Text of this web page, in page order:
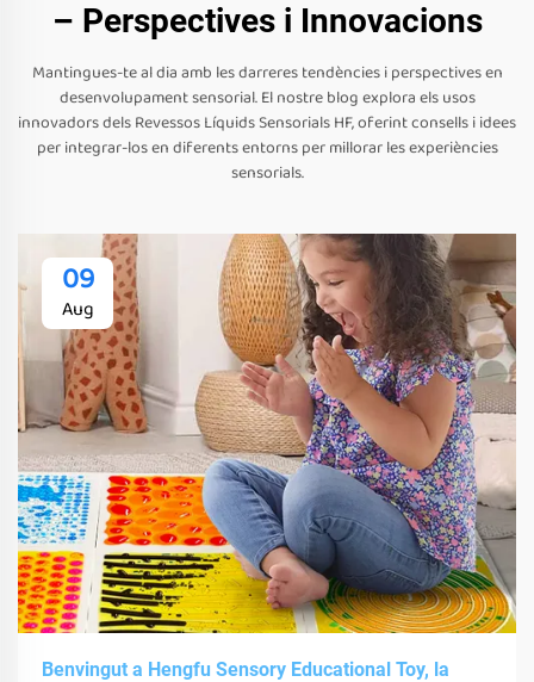
– Perspectives i Innovacions
Mantingues-te al dia amb les darreres tendències i perspectives en
desenvolupament sensorial. El nostre blog explora els usos
innovadors dels Revessos Líquids Sensorials HF, oferint consells i idees
per integrar-los en diferents entorns per millorar les experiències
sensorials.
09
Aug
Benvingut a Hengfu Sensory Educational Toy, la